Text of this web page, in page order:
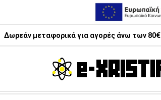
Δωρεάν μεταφορικά για αγορές άνω των 80€